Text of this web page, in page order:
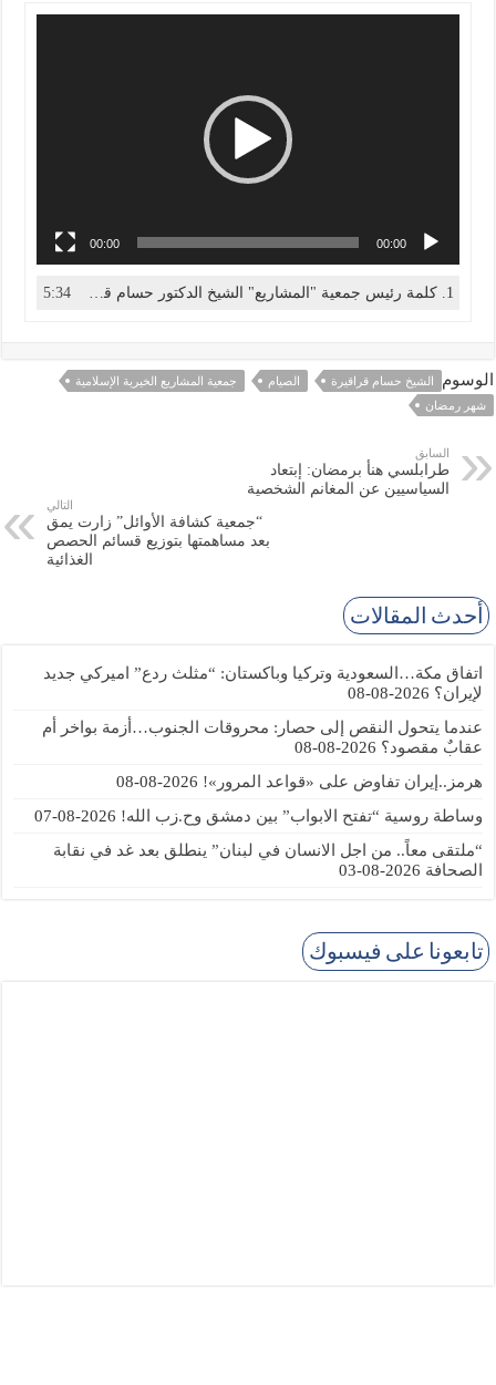
00:00
00:00
5:34
الوسوم الشيخ حسام قراقيرة الصيام
جمعية المشاريع الخيرية الإسلامية
شهر رمضان
السابق
طرابلسي هنأ برمضان: إبتعاد
السياسيين عن المغانم الشخصية
التالي
“جمعية كشافة الأوائل” زارت يمق
بعد مساهمتها بتوزيع قسائم الحصص
الغذائية
أحدث المقالات
اتفاق مكة…السعودية وتركيا وباكستان: “مثلث ردع” اميركي جديد
لإيران؟ 2026-08-08
عندما يتحول النقص إلى حصار: محروقات الجنوب…أزمة بواخر أم
عقابٌ مقصود؟ 2026-08-08
هرمز..إيران تفاوض على «قواعد المرور»! 2026-08-08
وساطة روسية “تفتح الابواب” بين دمشق وح.زب الله! 2026-08-07
“ملتقى معاً.. من اجل الانسان في لبنان” ينطلق بعد غد في نقابة
الصحافة 2026-08-03
تابعونا على فيسبوك